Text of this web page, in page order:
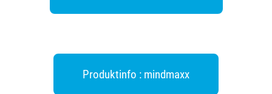
Produktinfo : mindmaxx